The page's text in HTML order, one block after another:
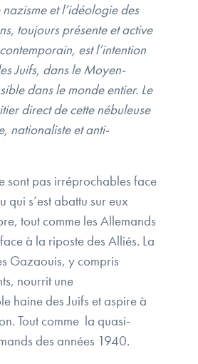
et l’idéologie des
toujours présente et active
est l’intention
Juifs, dans le Moyen-
dans le monde entier. Le
direct de cette nébuleuse
nationaliste et anti-
sont pas irréprochables face
qui s’est abattu sur eux
tout comme les Allemands
à la riposte des Alliés. La
Gazaouis, y compris
nourrit une
haine des Juifs et aspire à
Tout comme la quasi-
des années 1940.